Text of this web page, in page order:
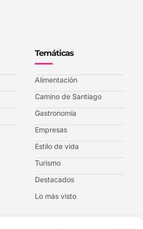
Temáticas
Alimentación
Camino de Santiago
Gastronomía
Empresas
Estilo de vida
Turismo
Destacados
Lo más visto